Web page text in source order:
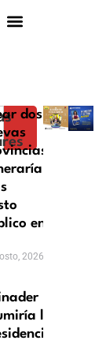
dos
en
2026
la